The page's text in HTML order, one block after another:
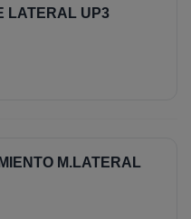
LATERAL UP3
M.LATERAL